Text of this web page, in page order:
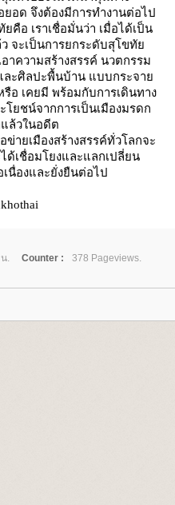
อด จึงต้องมีการทำงานต่อไป
อ เราเชื่อมั่นว่า เมื่อได้เป็น
ว จะเป็นการยกระดับสุโขทั
ความสร้างสรรค์ นวตกรรม
ะศิลปะพื้นบ้าน แบบกระจา
เคยมี พร้อมกับการเดินทาง
ยชน์จากการเป็นเมืองมรดก
ล้วในอดีต
ายเมืองสร้างสรรค์ทั่วโลกจะ
ด้เชื่อมโยงและแลกเปลี่ยน
เนื่องและยั่งยืนต่อไป
. Counter :
378 Pageviews.